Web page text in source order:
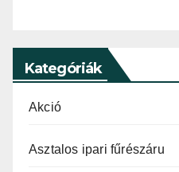
Kategóriák
Akció
Asztalos ipari fűrészáru